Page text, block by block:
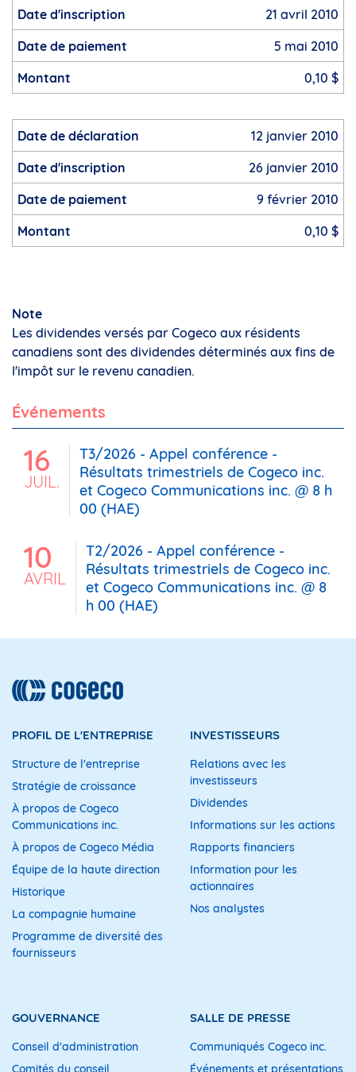
21 avril 2010
5 mai 2010
0,10 $
12 janvier 2010
26 janvier 2010
9 février 2010
0,10 $
Note
Les dividendes versés par Cogeco aux résidents
canadiens sont des dividendes déterminés aux fins de
l'impôt sur le revenu canadien.
Événements
16
JUIL.
T3/2026 - Appel conférence -
Résultats trimestriels de Cogeco inc.
et Cogeco Communications inc. @ 8 h
00 (HAE)
10
AVRIL
T2/2026 - Appel conférence -
Résultats trimestriels de Cogeco inc.
et Cogeco Communications inc. @ 8
h 00 (HAE)
PROFIL DE L'ENTREPRISE
Structure de l'entreprise
Stratégie de croissance
À propos de Cogeco
Communications inc.
À propos de Cogeco Média
Équipe de la haute direction
Historique
La compagnie humaine
Programme de diversité des
fournisseurs
INVESTISSEURS
Relations avec les
investisseurs
Dividendes
Informations sur les actions
Rapports financiers
Information pour les
actionnaires
Nos analystes
GOUVERNANCE
Conseil d'administration
Comités du conseil
SALLE DE PRESSE
Communiqués Cogeco inc.
Événements et présentations